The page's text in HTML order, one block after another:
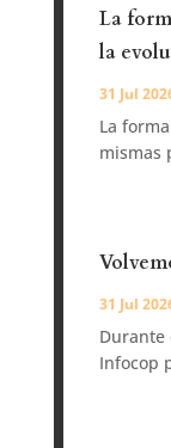
La
la
31 Jul
La
mismas
31 Jul
Durante
Infocop